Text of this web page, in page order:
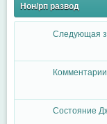
Нон/рп развод
Следующая
Состояние